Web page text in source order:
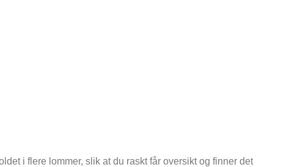
i flere lommer, slik at du raskt får oversikt og finner det